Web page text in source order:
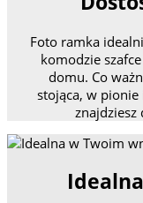
Foto ramka
komodzie
domu. Co
stojąca, w
znajdziesz